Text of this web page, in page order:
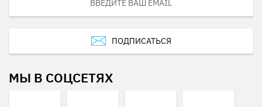
ПОДПИСАТЬСЯ
МЫ В СОЦСЕТЯХ